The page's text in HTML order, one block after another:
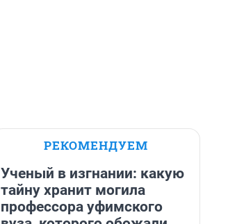
РЕКОМЕНДУЕМ
Ученый в изгнании: какую
тайну хранит могила
профессора уфимского